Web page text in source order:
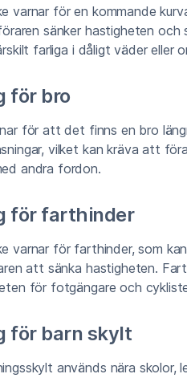
varnar för en kommande
sänker hastigheten
farliga i dåligt väder eller
för bro
för att det finns en bro
vilket kan kräva att
andra fordon.
för farthinder
varnar för farthinder, som
att sänka hastigheten.
för fotgängare och
för barn skylt
används nära